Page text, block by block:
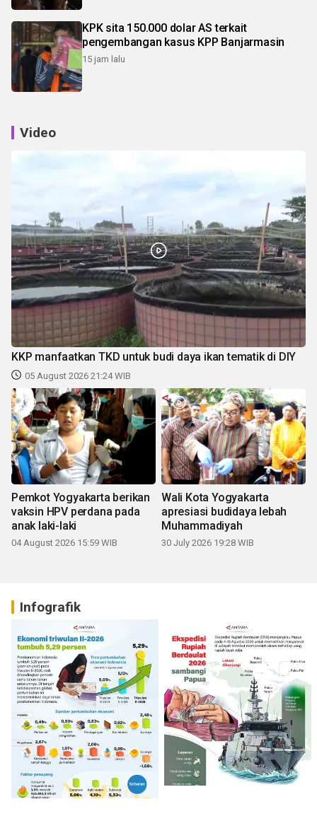
KPK sita 150.000 dolar AS terkait
pengembangan kasus KPP Banjarmasin
15 jam lalu
Video
KKP manfaatkan TKD untuk budi daya ikan tematik di DIY
05 August 2026 21:24 WIB
Pemkot Yogyakarta berikan
vaksin HPV perdana pada
anak laki-laki
04 August 2026 15:59 WIB
Wali Kota Yogyakarta
apresiasi budidaya lebah
Muhammadiyah
30 July 2026 19:28 WIB
Infografik